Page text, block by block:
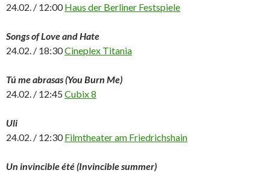
24.02. / 12:00Haus der Berliner Festspiele
Songs of Love and Hate
24.02. / 18:30Cineplex Titania
Tú me abrasas (You Burn Me)
24.02. / 12:45 Cubix 8
Uli
24.02. / 12:30Filmtheater am Friedrichshain
Un invincible été (Invincible summer)